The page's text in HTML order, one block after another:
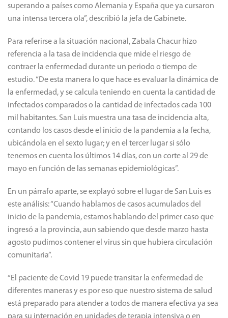
superando a países como Alemania y España que ya cursaron
una intensa tercera ola”, describió la jefa de Gabinete.
Para referirse a la situación nacional, Zabala Chacur hizo
referencia a la tasa de incidencia que mide el riesgo de
contraer la enfermedad durante un periodo o tiempo de
estudio. “De esta manera lo que hace es evaluar la dinámica de
la enfermedad, y se calcula teniendo en cuenta la cantidad de
infectados comparados o la cantidad de infectados cada 100
mil habitantes. San Luis muestra una tasa de incidencia alta,
contando los casos desde el inicio de la pandemia a la fecha,
ubicándola en el sexto lugar; y en el tercer lugar si sólo
tenemos en cuenta los últimos 14 días, con un corte al 29 de
mayo en función de las semanas epidemiológicas”.
En un párrafo aparte, se explayó sobre el lugar de San Luis es
este análisis: “Cuando hablamos de casos acumulados del
inicio de la pandemia, estamos hablando del primer caso que
ingresó a la provincia, aun sabiendo que desde marzo hasta
agosto pudimos contener el virus sin que hubiera circulación
comunitaria”.
“El paciente de Covid 19 puede transitar la enfermedad de
diferentes maneras y es por eso que nuestro sistema de salud
está preparado para atender a todos de manera efectiva ya sea